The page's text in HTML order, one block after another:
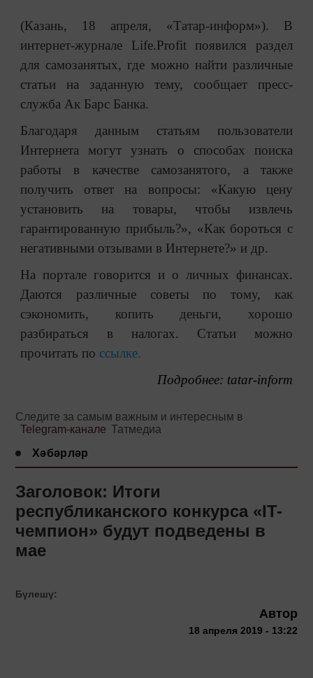
(Казань, 18 апреля, «Татар-информ»). В
интернет-журнале Life.Profit появился раздел
для самозанятых, где можно найти различные
статьи на заданную тему, сообщает пресс-
служба Ак Барс Банка.
Благодаря данным статьям пользователи
Интернета могут узнать о способах поиска
работы в качестве самозанятого, а также
получить ответ на вопросы: «Какую цену
установить на товары, чтобы извлечь
гарантированную прибыль?», «Как бороться с
негативными отзывами в Интернете?» и др.
На портале говорится и о личных финансах.
Даются различные советы по тому, как
сэкономить, копить деньги, хорошо
разбираться в налогах. Статьи можно
прочитать по ссылке.
Подробнее: tatar-inform
Следите за самым важным и интересным в
Telegram-канале Татмедиа
Хәбәрләр
Заголовок: Итоги
республиканского конкурса «IT-
чемпион» будут подведены в
мае
Бүлешү:
Автор
18 апреля 2019 - 13:22